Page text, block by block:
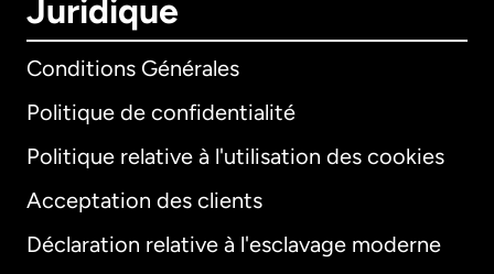
Juridique
Conditions Générales
Politique de confidentialité
Politique relative à l'utilisation des cookies
Acceptation des clients
Déclaration relative à l'esclavage moderne